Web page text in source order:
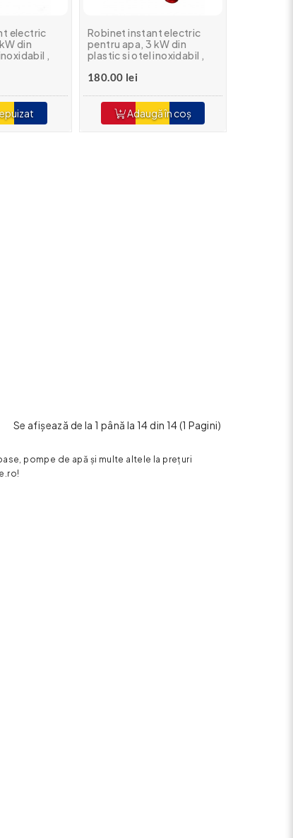
electric
din
,
Robinet instant electric
pentru apa, 3 kW din
plastic si otel inoxidabil ,
180.00 lei
Adaugă în coș
Se afişează de la 1 până la 14 din 14 (1 Pagini)
pompe de apă și multe altele la prețuri